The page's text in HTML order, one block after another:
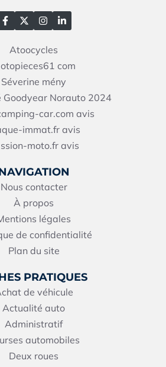
PRATIQUES
de véhicule
Actualité auto
Administratif
automobiles
Deux roues
Nous contacter
À propos
légales
de confidentialité
Plan du site
Atoocycles
com
Séverine mény
Goodyear Norauto 2024
car.com avis
immat.fr avis
moto.fr avis